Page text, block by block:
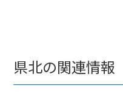
県北の関連情報